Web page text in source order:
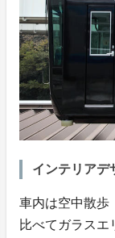
インテリアデ
車内は空中散歩
比べてガラスエ